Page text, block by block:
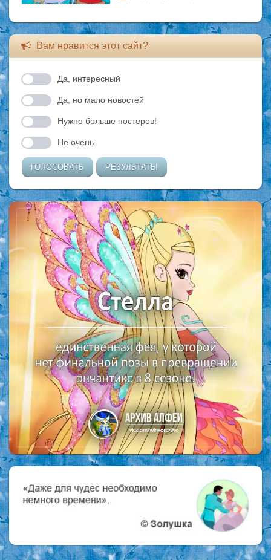
Вам нравится этот сайт?
Да, интересный
Да, но мало новостей
Нужно больше постеров!
Не очень
ГОЛОСОВАТЬ РЕЗУЛЬТАТЫ